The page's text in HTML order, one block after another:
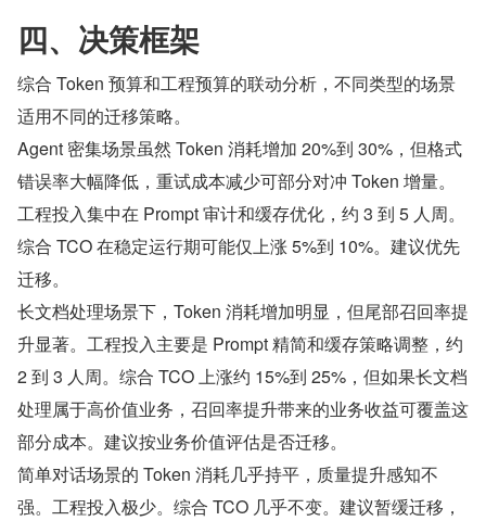
四、决策框架
综合 Token 预算和工程预算的联动分析，不同类型的场景
适用不同的迁移策略。
Agent 密集场景虽然 Token 消耗增加 20%到 30%，但格式
错误率大幅降低，重试成本减少可部分对冲 Token 增量。
工程投入集中在 Prompt 审计和缓存优化，约 3 到 5 人周。
综合 TCO 在稳定运行期可能仅上涨 5%到 10%。建议优先
迁移。
长文档处理场景下，Token 消耗增加明显，但尾部召回率提
升显著。工程投入主要是 Prompt 精简和缓存策略调整，约
2 到 3 人周。综合 TCO 上涨约 15%到 25%，但如果长文档
处理属于高价值业务，召回率提升带来的业务收益可覆盖这
部分成本。建议按业务价值评估是否迁移。
简单对话场景的 Token 消耗几乎持平，质量提升感知不
强。工程投入极少。综合 TCO 几乎不变。建议暂缓迁移，